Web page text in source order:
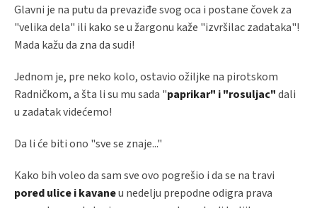
Glavni je na putu da prevaziđe svog oca i postane čovek za
"velika dela" ili kako se u žargonu kaže "izvršilac zadataka"!
Mada kažu da zna da sudi!
Jednom je, pre neko kolo, ostavio ožiljke na pirotskom
Radničkom, a šta li su mu sada "paprikar" i "rosuljac"dali
u zadatak videćemo!
Da li će biti ono "sve se znaje..."
Kako bih voleo da sam sve ovo pogrešio i da se na travi
pored ulice i kavaneu nedelju prepodne odigra prava